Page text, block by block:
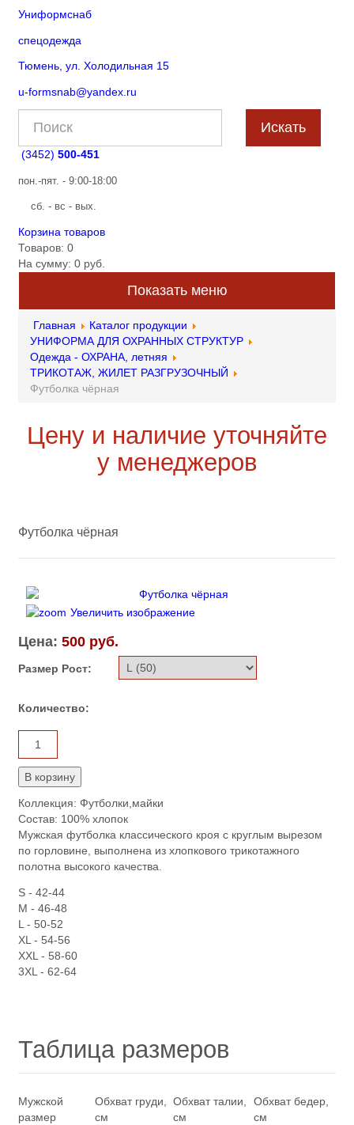
Униформснаб
спецодежда
Тюмень, ул. Холодильная 15
u-formsnab@yandex.ru
(3452) 500-451
пон.-пят. - 9:00-18:00
сб. - вс - вых.
Корзина товаров
Товаров: 0
На сумму: 0 руб.
Показать меню
Главная
Каталог продукции
УНИФОРМА ДЛЯ ОХРАННЫХ СТРУКТУР
Одежда - ОХРАНА, летняя
ТРИКОТАЖ, ЖИЛЕТ РАЗГРУЗОЧНЫЙ
Футболка чёрная
Цену и наличие уточняйте
у менеджеров
Футболка чёрная
Увеличить изображение
Цена: 500 руб.
Размер Рост:
Количество:
Коллекция: Футболки,майки
Состав: 100% хлопок
Мужская футболка классического кроя с круглым вырезом
по горловине, выполнена из хлопкового трикотажного
полотна высокого качества.
S - 42-44
M - 46-48
L - 50-52
XL - 54-56
XXL - 58-60
​3XL - 62-64
Таблица размеров
Мужской
размер
Обхват груди,
см
Обхват талии,
см
Обхват бедер,
см